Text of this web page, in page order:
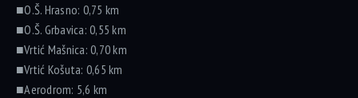
■O.Š. Hrasno: 0,75 km
■O.Š. Grbavica: 0,55 km
■Vrtić Mašnica: 0,70 km
■Vrtić Košuta: 0,65 km
■Aerodrom: 5,6 km